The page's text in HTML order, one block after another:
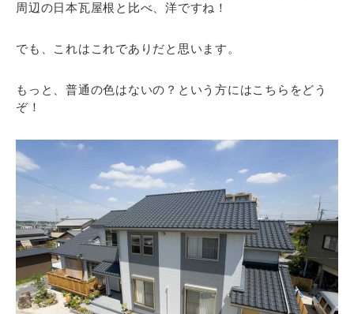
周辺の日本瓦屋根と比べ、洋ですね！
でも、これはこれでありだと思います。
もっと、普通の色はないの？という方にはこちらをどう
ぞ！